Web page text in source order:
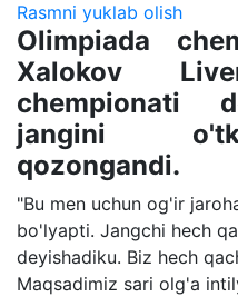
Rasmni yuklab olish
Olimpiada
Xalokov
chempionati
jangini
qozongandi.
"Bu men uchun og'ir
bo'lyapti. Jangchi hech
deyishadiku. Biz hech
Maqsadimiz sari olg'a